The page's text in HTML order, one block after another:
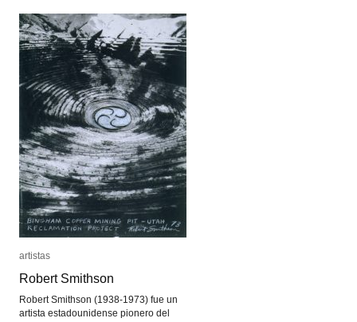
artistas
Robert Smithson
Robert Smithson (1938-1973) fue un
artista estadounidense pionero del
artistas
Robert Smithson